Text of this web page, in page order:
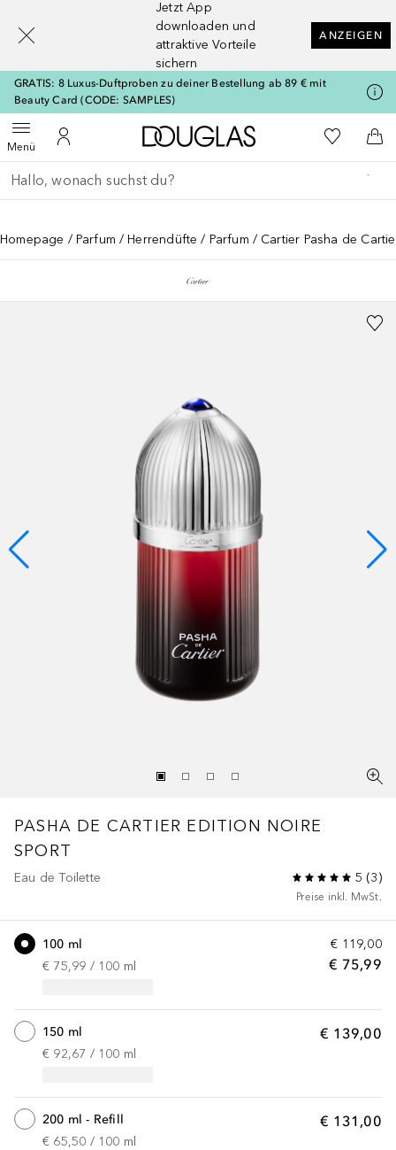
Jetzt App
downloaden und
attraktive Vorteile
sichern
ANZEIGEN
GRATIS: 8 Luxus-Duftproben zu deiner Bestellung ab 89 € mit
Beauty Card (CODE: SAMPLES)
MenüMenü öffnenZu Meinem Kundenkonto
Zur Douglas Startseite
Zu Meiner
Gehe zurück
Suche ausführen
Homepage Parfum Herrendüfte Parfum Cartier Pasha de
PASHA DE CARTIER EDITION NOIRE
SPORT
Eau de Toilette 5 (3)
Preise inkl. MwSt.
€ 119,00
€ 75,99
100 ml
€ 75,99 / 100 ml
€ 139,00
150 ml
€ 92,67 / 100 ml
€ 131,00
200 ml - Refill
€ 65,50 / 100 ml
[navigation.slideout.screenreader]